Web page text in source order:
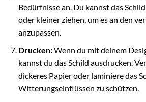
Bedürfnisse an. Du kannst das
oder kleiner ziehen, um es an den
anzupassen.
Drucken:Wenn du mit deinem
kannst du das Schild ausdrucken.
dickeres Papier oder laminiere das
Witterungseinflüssen zu schützen.